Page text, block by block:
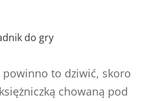
do gry
powinno to dziwić, skoro
chowaną pod